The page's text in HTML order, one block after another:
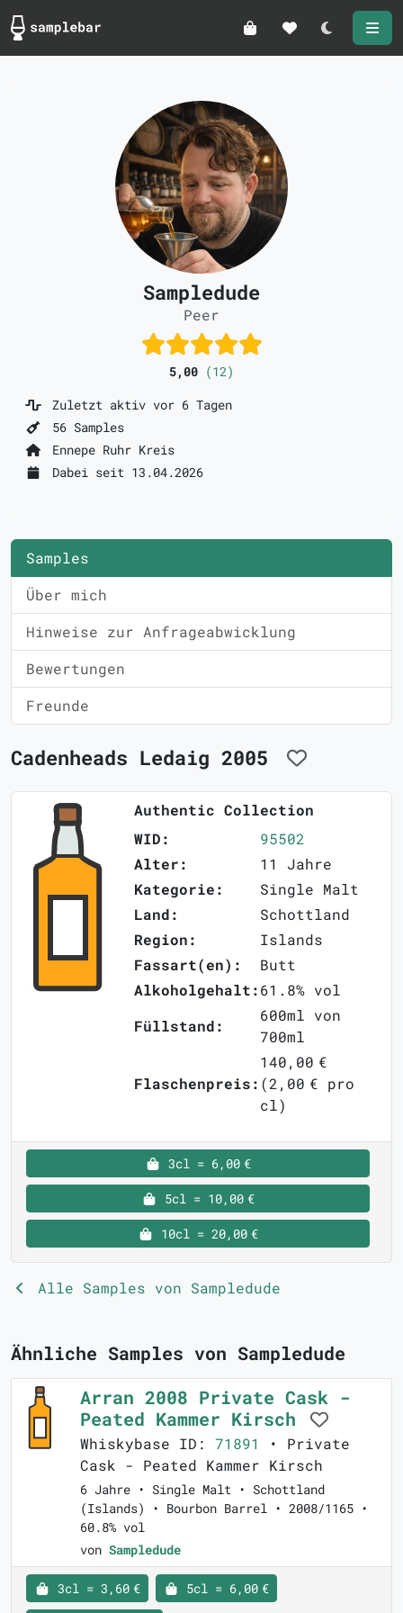
Darkmode
Sampledude
Peer
5,00 (12)
Zuletzt aktiv vor 6 Tagen
56 Samples
Ennepe Ruhr Kreis
Dabei seit 13.04.2026
Samples
Über mich
Hinweise zur Anfrageabwicklung
Bewertungen
Freunde
Cadenheads Ledaig 2005
Authentic Collection
WID:
95502
Alter:
11 Jahre
Kategorie:
Single Malt
Land:
Schottland
Region:
Islands
Fassart(en):
Butt
Alkoholgehalt:61.8% vol
Füllstand:
600ml von
700ml
Flaschenpreis:
140,00 €
(2,00 € pro
cl)
3cl = 6,00 €
5cl = 10,00 €
10cl = 20,00 €
Alle Samples von Sampledude
Ähnliche Samples von Sampledude
Arran 2008 Private Cask -
Peated Kammer Kirsch
Whiskybase ID: 71891
• Private
Cask - Peated Kammer Kirsch
6 Jahre • Single Malt • Schottland
(Islands) • Bourbon Barrel • 2008/1165 •
60.8% vol
von Sampledude
3cl = 3,60 € 5cl = 6,00 €